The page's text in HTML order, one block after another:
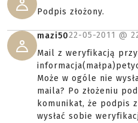
Podpis złożony.
mazi5022-05-2011 @
Mail z weryfikacją
Może w ogóle nie
maila? Po złożeniu
komunikat, że podpis
wysłać sobie